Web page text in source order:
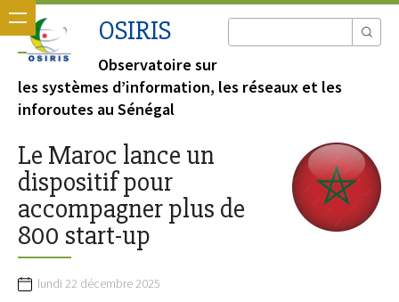
OSIRIS
Observatoire sur
les systèmes d’information, les réseaux et les
inforoutes au Sénégal
Le Maroc lance un
dispositif pour
accompagner plus de
800 start-up
lundi 22 décembre 2025